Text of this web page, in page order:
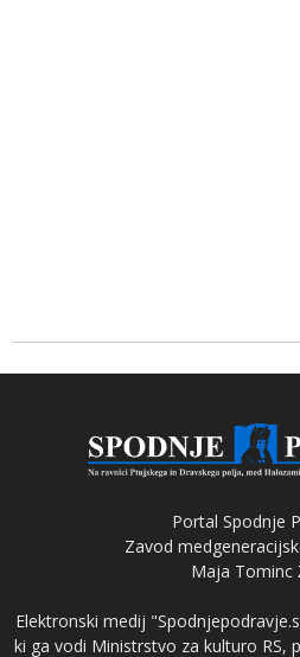
Portal Spodnje
Zavod
Maja Tominc
Elektronski medij
ki ga vodi Ministrstvo za kulturo RS,